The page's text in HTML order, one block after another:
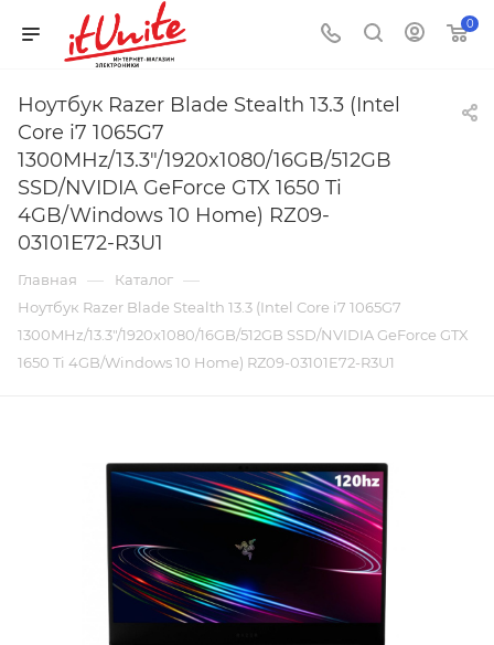
0
Ноутбук Razer Blade Stealth 13.3 (Intel
Core i7 1065G7
1300MHz/13.3"/1920x1080/16GB/512GB
SSD/NVIDIA GeForce GTX 1650 Ti
4GB/Windows 10 Home) RZ09-
03101E72-R3U1
Главная — Каталог —
Ноутбук Razer Blade Stealth 13.3 (Intel Core i7 1065G7
1300MHz/13.3"/1920x1080/16GB/512GB SSD/NVIDIA GeForce GTX
1650 Ti 4GB/Windows 10 Home) RZ09-03101E72-R3U1